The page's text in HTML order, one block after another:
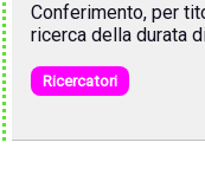
Conferimento, per
ricerca della durata
Ricercatori